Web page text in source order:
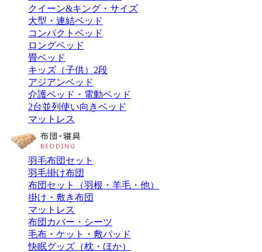
クイーン&キング・サイズ
大型・連結ベッド
コンパクトベッド
ロングベッド
畳ベッド
キッズ（子供）2段
アジアンベッド
介護ベッド・電動ベッド
2台並列使い向きベッド
マットレス
羽毛布団セット
羽毛掛け布団
布団セット（羽根・羊毛・他）
掛け・敷き布団
マットレス
布団カバー・シーツ
毛布・ケット・敷パッド
快眠グッズ（枕・ほか）